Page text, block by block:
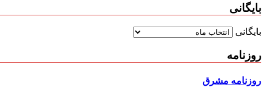
بایگانی
بایگانی
روزنامه
روزنامه مشرق